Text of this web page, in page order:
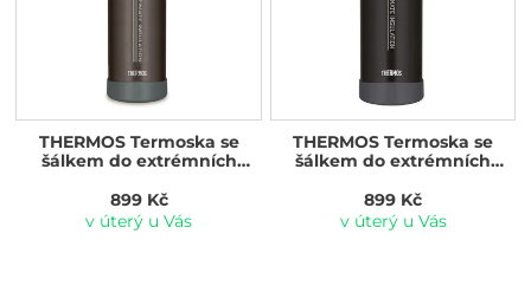
THERMOS Termoska se
šálkem do extrémních
899 Kč
v úterý u Vás
THERMOS Termoska se
šálkem do extrémních
899 Kč
v úterý u Vás